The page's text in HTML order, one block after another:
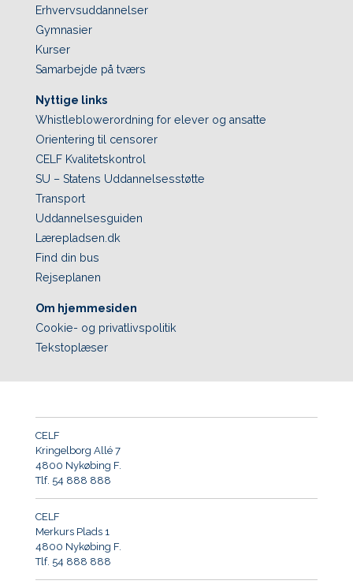
Erhvervsuddannelser
Gymnasier
Kurser
Samarbejde på tværs
Nyttige links
Whistleblowerordning for elever og ansatte
Orientering til censorer
CELF Kvalitetskontrol
SU – Statens Uddannelsesstøtte
Transport
Uddannelsesguiden
Lærepladsen.dk
Find din bus
Rejseplanen
Om hjemmesiden
Cookie- og privatlivspolitik
Tekstoplæser
CELF
Kringelborg Allé 7
4800 Nykøbing F.
Tlf. 54 888 888
CELF
Merkurs Plads 1
4800 Nykøbing F.
Tlf. 54 888 888